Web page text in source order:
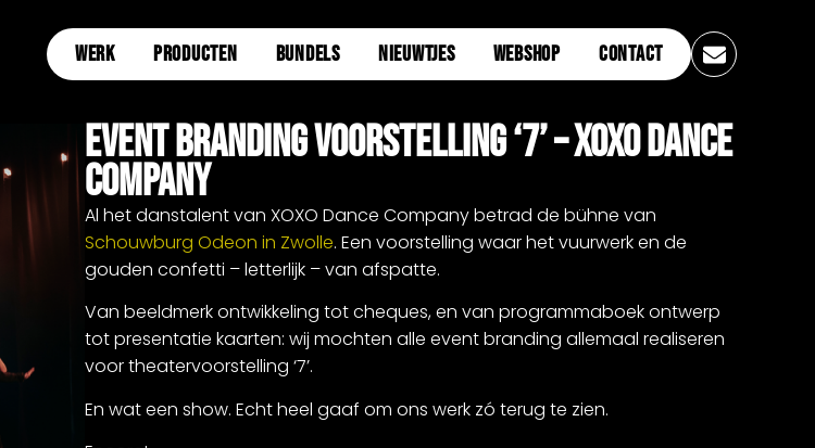
WERK PRODUCTEN BUNDELS NIEUWTJES WEBSHOP CONTACT
Event Branding Voorstelling ‘7’ – XOXO Dance
Company
Al het danstalent van XOXO Dance Company betrad de bühne van
Schouwburg Odeon in Zwolle. Een voorstelling waar het vuurwerk en de
gouden confetti – letterlijk – van afspatte.
Van beeldmerk ontwikkeling tot cheques, en van programmaboek ontwerp
tot presentatie kaarten: wij mochten alle event branding allemaal realiseren
voor theatervoorstelling ‘7’.
En wat een show. Echt heel gaaf om ons werk zó terug te zien.